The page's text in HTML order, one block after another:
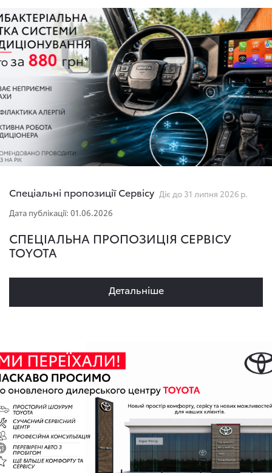
Спеціальні пропозиції Сервісу Діє до 31 липня 2026 р.
Дата публікації: 01.06.2026
СПЕЦІАЛЬНА ПРОПОЗИЦІЯ СЕРВІСУ
TOYOTA
Детальнiше